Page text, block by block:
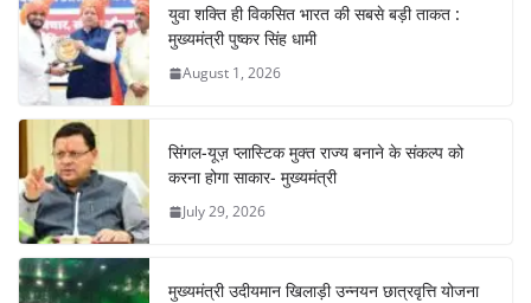
युवा शक्ति ही विकसित भारत की सबसे बड़ी ताकत :
मुख्यमंत्री पुष्कर सिंह धामी
August 1, 2026
सिंगल-यूज़ प्लास्टिक मुक्त राज्य बनाने के संकल्प को
करना होगा साकार- मुख्यमंत्री
July 29, 2026
मुख्यमंत्री उदीयमान खिलाड़ी उन्नयन छात्रवृत्ति योजना